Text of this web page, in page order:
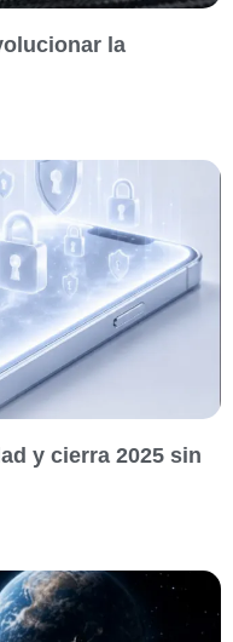
la
y cierra 2025 sin